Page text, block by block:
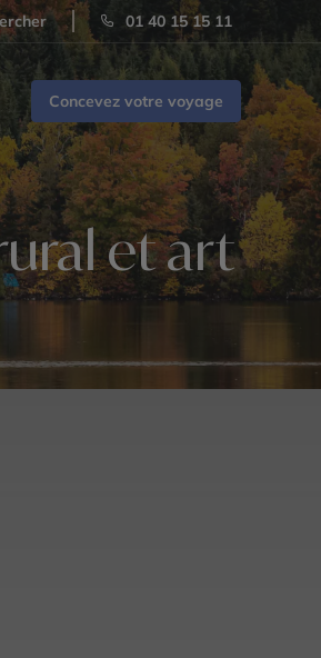
01 40 15 15 11
Concevez votre voyage
et art